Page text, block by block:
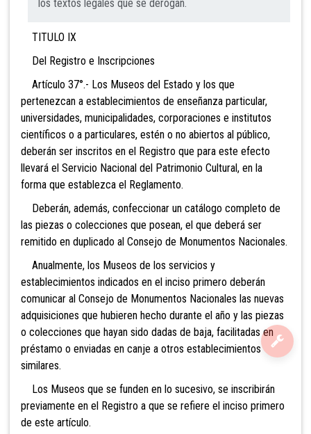
los textos legales que se derogan.
TITULO IX
Del Registro e Inscripciones
Artículo 37°.- Los Museos del Estado y los que
pertenezcan a establecimientos de enseñanza particular,
universidades, municipalidades, corporaciones e institutos
científicos o a particulares, estén o no abiertos al público,
deberán ser inscritos en el Registro que para este efecto
llevará el Servicio Nacional del Patrimonio Cultural, en la
forma que establezca el Reglamento.
Deberán, además, confeccionar un catálogo completo de
las piezas o colecciones que posean, el que deberá ser
remitido en duplicado al Consejo de Monumentos Nacionales.
Anualmente, los Museos de los servicios y
establecimientos indicados en el inciso primero deberán
comunicar al Consejo de Monumentos Nacionales las nuevas
adquisiciones que hubieren hecho durante el año y las piezas
o colecciones que hayan sido dadas de baja, facilitadas en
préstamo o enviadas en canje a otros establecimientos
similares.
Los Museos que se funden en lo sucesivo, se inscribirán
previamente en el Registro a que se refiere el inciso primero
de este artículo.